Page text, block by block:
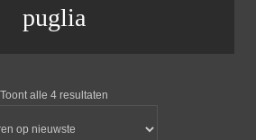
puglia
Toont alle 4 resultaten